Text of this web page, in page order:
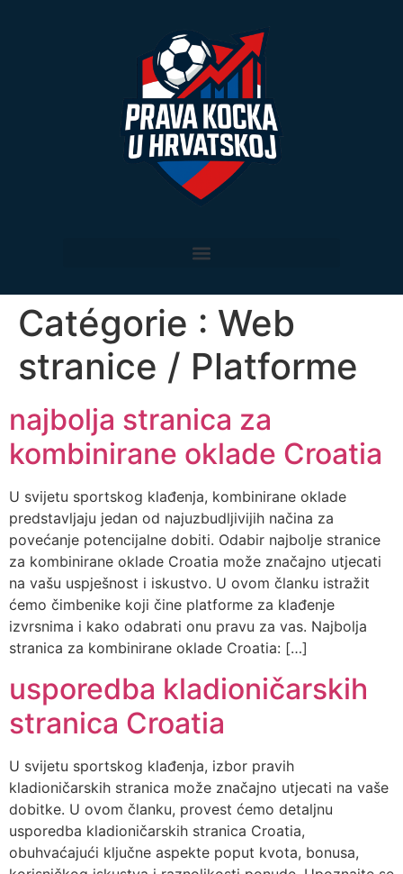
Catégorie : Web
stranice / Platforme
najbolja stranica za
kombinirane oklade Croatia
U svijetu sportskog klađenja, kombinirane oklade
predstavljaju jedan od najuzbudljivijih načina za
povećanje potencijalne dobiti. Odabir najbolje stranice
za kombinirane oklade Croatia može značajno utjecati
na vašu uspješnost i iskustvo. U ovom članku istražit
ćemo čimbenike koji čine platforme za klađenje
izvrsnima i kako odabrati onu pravu za vas. Najbolja
stranica za kombinirane oklade Croatia: […]
usporedba kladioničarskih
stranica Croatia
U svijetu sportskog klađenja, izbor pravih
kladioničarskih stranica može značajno utjecati na vaše
dobitke. U ovom članku, provest ćemo detaljnu
usporedba kladioničarskih stranica Croatia,
obuhvaćajući ključne aspekte poput kvota, bonusa,